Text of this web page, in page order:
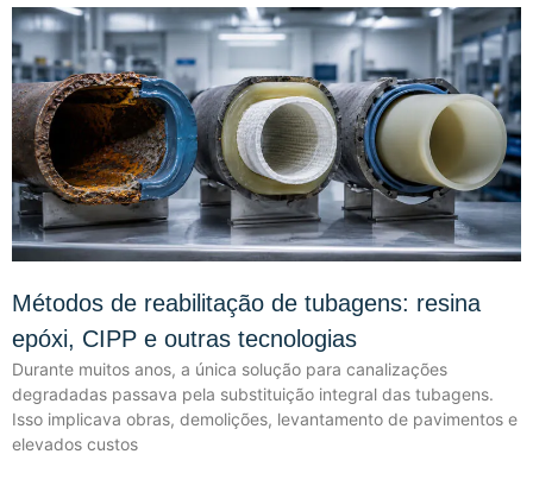
Métodos de reabilitação de tubagens: resina
epóxi, CIPP e outras tecnologias
Durante muitos anos, a única solução para canalizações
degradadas passava pela substituição integral das tubagens.
Isso implicava obras, demolições, levantamento de pavimentos e
elevados custos